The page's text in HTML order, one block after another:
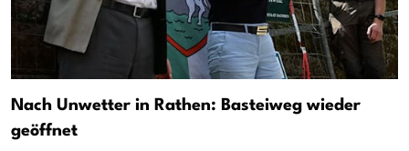
Nach Unwetter in Rathen: Basteiweg wieder
geöffnet